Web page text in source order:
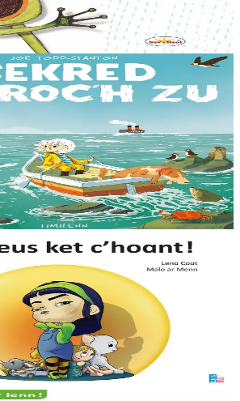
Rock
de la Roche Noire. Un rocher
réputé détruire tous les bateaux qui
sont-elles fondées ?...
des activités. Mais elle, que veut-